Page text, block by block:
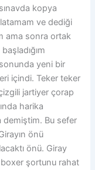
kopya
ve dediği
ama sonra ortak
yeni bir
içindi. Teker teker
jartiyer çorap
harika
demiştim. Bu sefer
önü
önü. Giray
boxer şortunu rahat